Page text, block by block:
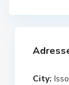
City: